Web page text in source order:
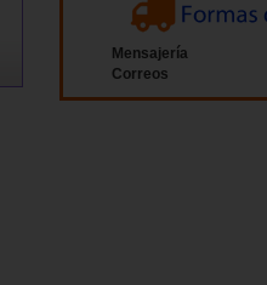
Mensajería
Correos